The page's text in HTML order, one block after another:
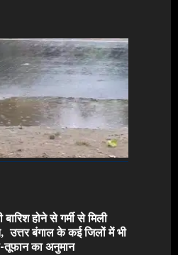
बारिश होने से गर्मी से मिली
उत्तर बंगाल के कई जिलों में भी
का अनुमान